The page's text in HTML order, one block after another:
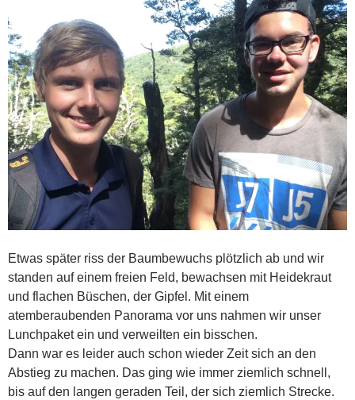
Etwas später riss der Baumbewuchs plötzlich ab und wir
standen auf einem freien Feld, bewachsen mit Heidekraut
und flachen Büschen, der Gipfel. Mit einem
atemberaubenden Panorama vor uns nahmen wir unser
Lunchpaket ein und verweilten ein bisschen.
Dann war es leider auch schon wieder Zeit sich an den
Abstieg zu machen. Das ging wie immer ziemlich schnell,
bis auf den langen geraden Teil, der sich ziemlich Strecke.